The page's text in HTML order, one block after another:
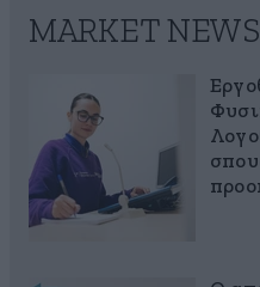
MARKET NEWS